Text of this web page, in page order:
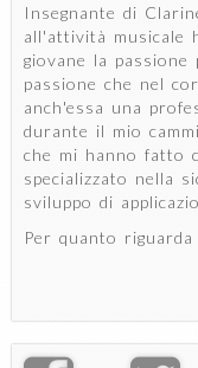
Insegnante di
all'attività musicale
giovane la passione
passione che nel
anch'essa una
durante il mio
che mi hanno fatto
specializzato nella
sviluppo di
Per quanto